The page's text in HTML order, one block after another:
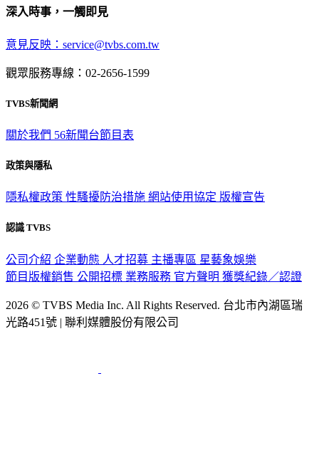
深入時事，一觸即見
意見反映：service@tvbs.com.tw
觀眾服務專線：02-2656-1599
TVBS新聞網
關於我們 56新聞台節目表
政策與隱私
隱私權政策 性騷擾防治措施 網站使用協定 版權宣告
認識 TVBS
公司介紹 企業動態 人才招募 主播專區 星藝象娛樂
節目版權銷售 公開招標 業務服務 官方聲明 獲獎紀錄／認證
2026 © TVBS Media Inc. All Rights Reserved. 台北市內湖區瑞
光路451號 | 聯利媒體股份有限公司